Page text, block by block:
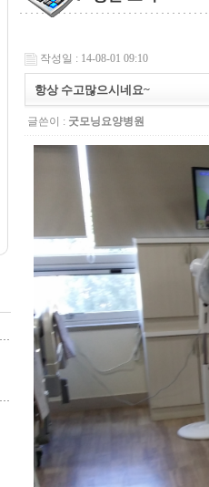
작성일 : 14-08-01 09:10
항상 수고많으시네요~
글쓴이 : 굿모닝요양병원